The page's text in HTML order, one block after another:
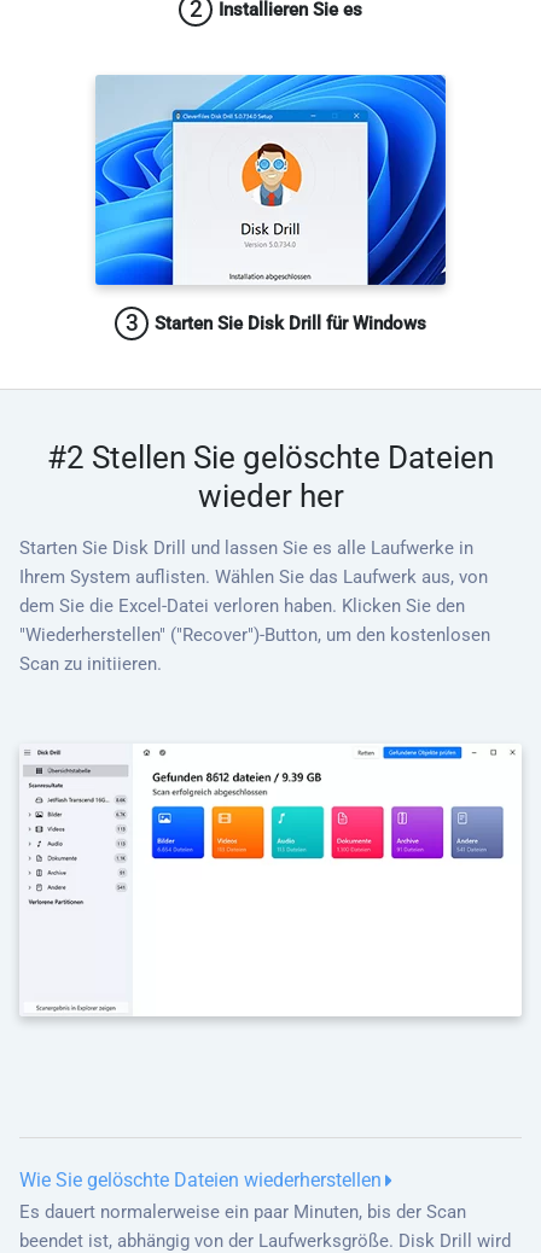
2 Installieren Sie es
3 Starten Sie Disk Drill für Windows
#2 Stellen Sie gelöschte Dateien
wieder her
Starten Sie Disk Drill und lassen Sie es alle Laufwerke in
Ihrem System auflisten. Wählen Sie das Laufwerk aus, von
dem Sie die Excel-Datei verloren haben. Klicken Sie den
"Wiederherstellen" ("Recover")-Button, um den kostenlosen
Scan zu initiieren.
Wie Sie gelöschte Dateien wiederherstellen
Es dauert normalerweise ein paar Minuten, bis der Scan
beendet ist, abhängig von der Laufwerksgröße. Disk Drill wird